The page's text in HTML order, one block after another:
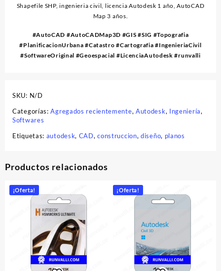
Shapefile SHP, ingenieria civil, licencia Autodesk 1 año, AutoCAD
Map 3 años.
#AutoCAD #AutoCADMap3D #GIS #SIG #Topografia
#PlanificacionUrbana #Catastro #Cartografia #IngenieriaCivil
#SoftwareOriginal #Geoespacial #LicenciaAutodesk #runvalli
SKU: N/D
Categorías:Agregados recientemente, Autodesk, Ingeniería,
Softwares
Etiquetas: autodesk, CAD,construccion,diseño, planos
Productos relacionados
¡Oferta! ¡Oferta!